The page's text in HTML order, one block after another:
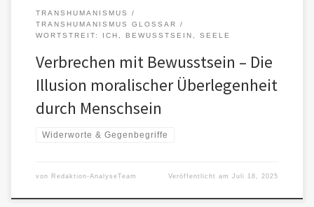
TRANSHUMANISMUS
TRANSHUMANISMUS GLOSSAR
WORTSTREIT: ICH, BEWUSSTSEIN, SEELE
Verbrechen mit Bewusstsein – Die
Illusion moralischer Überlegenheit
durch Menschsein
Widerworte & Gegenbegriffe
von Redaktion-AnalyseTeam Veröffentlicht amJuli 18, 2025